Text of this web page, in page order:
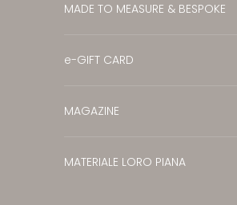
MADE TO MEASURE & BESPOKE
e-GIFT CARD
MAGAZINE
MATERIALE LORO PIANA